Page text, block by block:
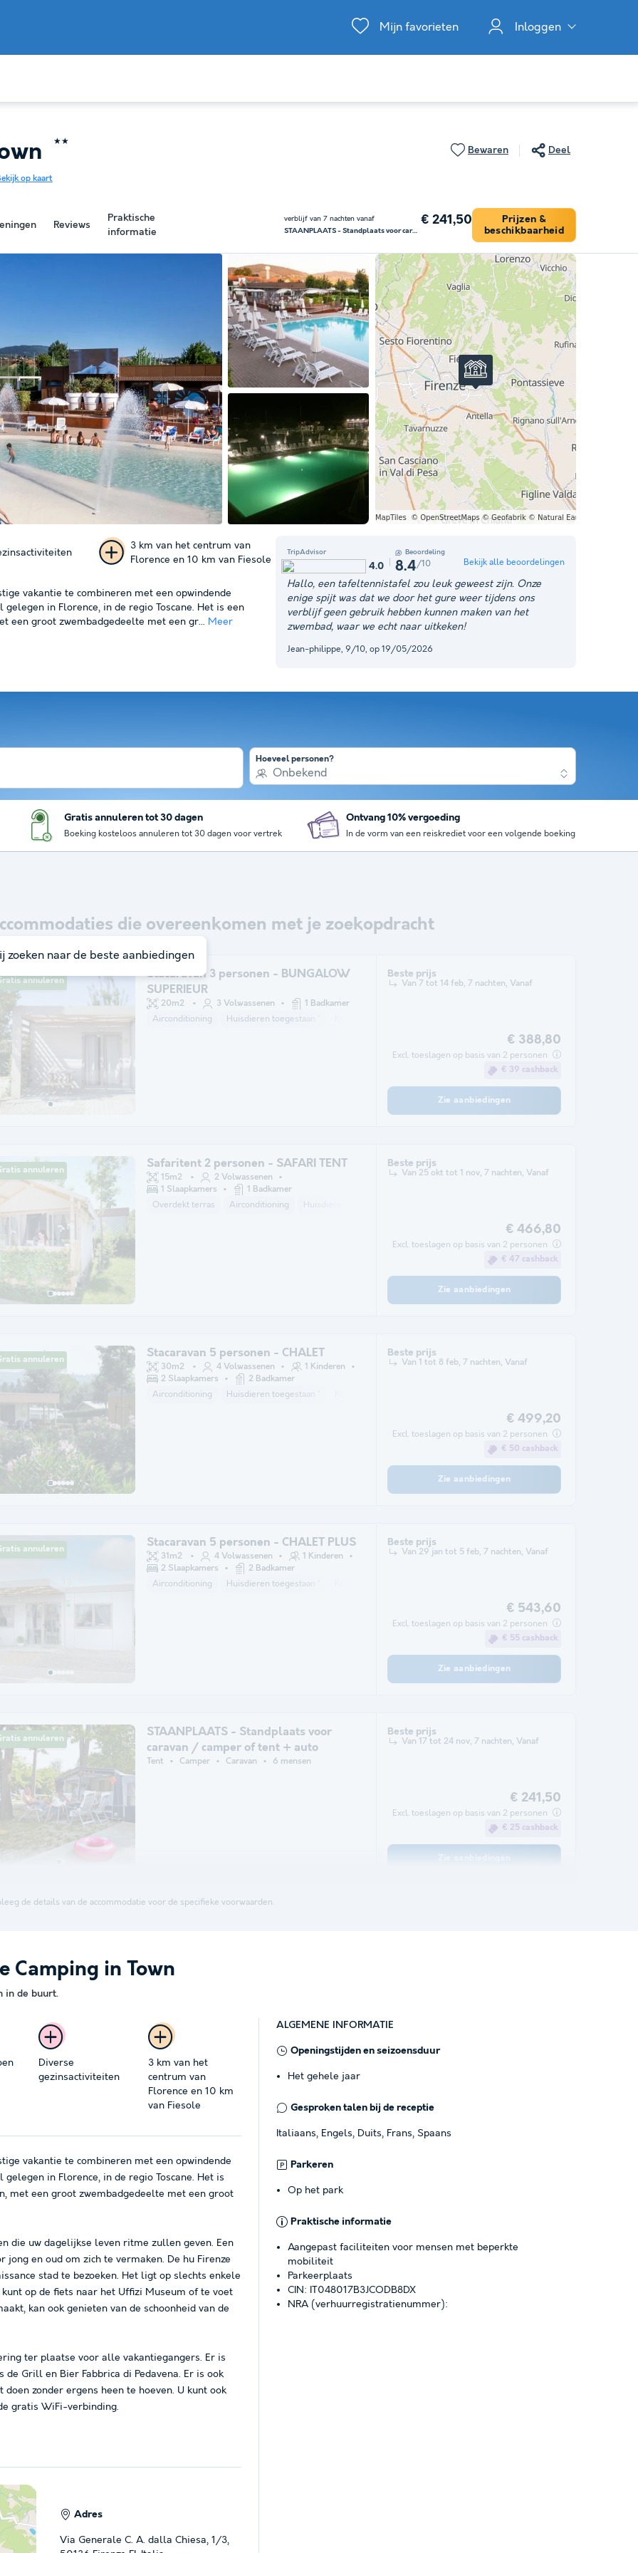
Mijn favorieten Inloggen
Reviews
Praktische
informatie
verblijf van 7 nachten vanaf
STAANPLAATS - Standplaats voor caravan / camper of tent + auto
€ 241,50
Prijzen &
beschikbaarheid
★★
Bewaren Deel
op kaart
foto's
TripAdvisor
4.0
Beoordeling
8.4/10 Bekijk alle beoordelingen
Hallo, een tafeltennistafel zou leuk geweest zijn. Onze
enige spijt was dat we door het gure weer tijdens ons
verblijf geen gebruik hebben kunnen maken van het
zwembad, waar we echt naar uitkeken!
Jean-philippe, 9/10, op 19/05/2026
3 km van het centrum van
Florence en 10 km van Fiesole
vakantie te combineren met een opwindende
in Florence, in de regio Toscane. Het is een
een groot zwembadgedeelte met een gr... Meer
Hoeveel personen?
Onbekend
Gratis annuleren tot 30 dagen
Boeking kosteloos annuleren tot 30 dagen voor vertrek
Ontvang 10% vergoeding
In de vorm van een reiskrediet voor een volgende boeking
die overeenkomen met je zoekopdracht
annuleren
Stacaravan 3 personen - BUNGALOW
SUPERIEUR
20m2 3 Volwassenen 1 Badkamer
Airconditioning Huisdieren toegestaan *
Beste prijs
Van 7 tot 14 feb, 7 nachten, Vanaf
€ 388,80
Excl. toeslagen op basis van 2 personen
€ 39 cashback
Zie aanbiedingen
annuleren Safaritent 2 personen - SAFARI TENT
15m2
2 Volwassenen
1 Slaapkamers
1 Badkamer
Overdekt terras Airconditioning Huisdieren toegestaan *
Beste prijs
Van 25 okt tot 1 nov, 7 nachten, Vanaf
€ 466,80
Excl. toeslagen op basis van 2 personen
€ 47 cashback
Zie aanbiedingen
annuleren Stacaravan 5 personen - CHALET
30m2 4 Volwassenen
1 Kinderen
2 Slaapkamers
2 Badkamer
Airconditioning Huisdieren toegestaan *
Beste prijs
Van 1 tot 8 feb, 7 nachten, Vanaf
€ 499,20
Excl. toeslagen op basis van 2 personen
€ 50 cashback
Zie aanbiedingen
annuleren Stacaravan 5 personen - CHALET PLUS
31m2 4 Volwassenen
1 Kinderen
2 Slaapkamers
2 Badkamer
Airconditioning Huisdieren toegestaan *
Beste prijs
Van 29 jan tot 5 feb, 7 nachten, Vanaf
€ 543,60
Excl. toeslagen op basis van 2 personen
€ 55 cashback
Zie aanbiedingen
annuleren
STAANPLAATS - Standplaats voor
caravan / camper of tent + auto
Tent Camper Caravan 6 mensen
Beste prijs
Van 17 tot 24 nov, 7 nachten, Vanaf
€ 241,50
Excl. toeslagen op basis van 2 personen
€ 25 cashback
Zie aanbiedingen
de details van de accommodatie voor de specifieke voorwaarden.
zoeken naar de beste aanbiedingen
Camping in Town
in de buurt.
Diverse
gezinsactiviteiten
3 km van het
centrum van
Florence en 10 km
van Fiesole
vakantie te combineren met een opwindende
in Florence, in de regio Toscane. Het is
met een groot zwembadgedeelte met een groot
die uw dagelijkse leven ritme zullen geven. Een
en oud om zich te vermaken. De hu Firenze
stad te bezoeken. Het ligt op slechts enkele
op de fiets naar het Uffizi Museum of te voet
kan ook genieten van de schoonheid van de
ter plaatse voor alle vakantiegangers. Er is
Grill en Bier Fabbrica di Pedavena. Er is ook
zonder ergens heen te hoeven. U kunt ook
gratis WiFi-verbinding.
Adres
Via Generale C. A. dalla Chiesa, 1/3,
ALGEMENE INFORMATIE
Openingstijden en seizoensduur
Het gehele jaar
Gesproken talen bij de receptie
Italiaans, Engels, Duits, Frans, Spaans
Parkeren
Op het park
Praktische informatie
Aangepast faciliteiten voor mensen met beperkte
mobiliteit
Parkeerplaats
CIN: IT048017B3JCODB8DX
NRA (verhuurregistratienummer):